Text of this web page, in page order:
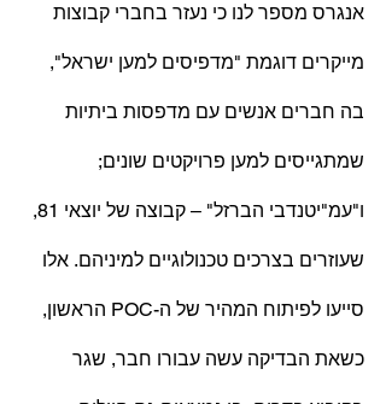
אנגרס מספר לנו כי נעזר בחברי קבוצות
מייקרים דוגמת "מדפיסים למען ישראל",
בה חברים אנשים עם מדפסות ביתיות
שמתגייסים למען פרויקטים שונים;
ו"עמ"יטנדבי הברזל" – קבוצה של יוצאי 81,
שעוזרים בצרכים טכנולוגיים למיניהם. אלו
סייעו לפיתוח המהיר של ה-POC הראשון,
כשאת הבדיקה עשה עבורו חבר, שגר